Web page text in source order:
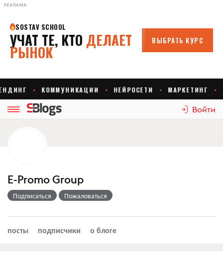
РЕКЛАМА
Войти
E-Promo Group
Подписаться Пожаловаться
посты подписчики о блоге